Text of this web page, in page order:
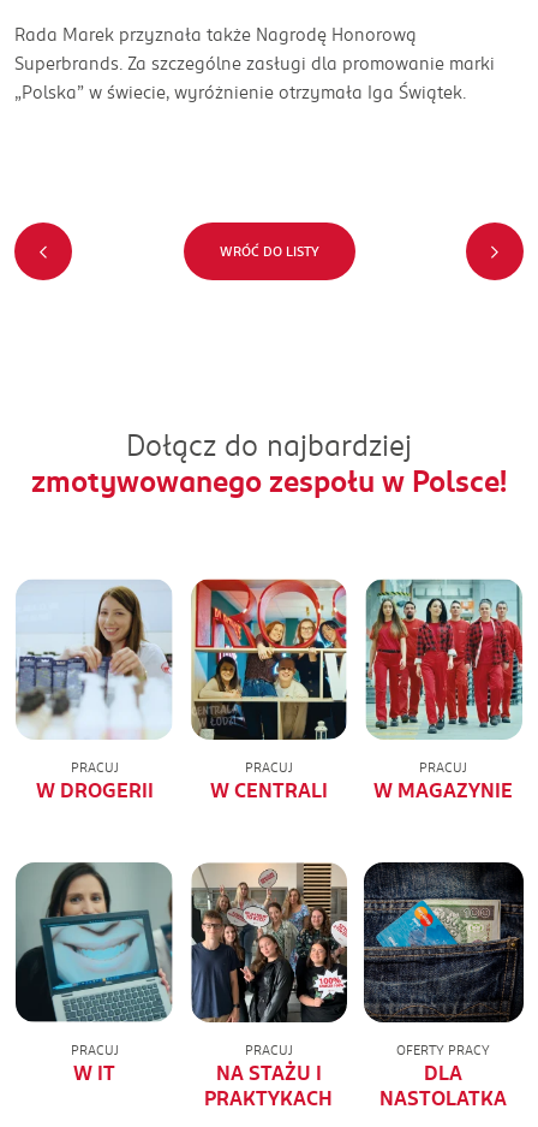
Rada Marek przyznała także Nagrodę Honorową
Superbrands. Za szczególne zasługi dla promowanie marki
„Polska” w świecie, wyróżnienie otrzymała Iga Świątek.
WRÓĆ DO LISTY
Dołącz do najbardziej
zmotywowanego zespołu w Polsce!
PRACUJ
W DROGERII
PRACUJ
W CENTRALI
PRACUJ
W MAGAZYNIE
PRACUJ
W IT
PRACUJ
NA STAŻU I
PRAKTYKACH
OFERTY PRACY
DLA
NASTOLATKA